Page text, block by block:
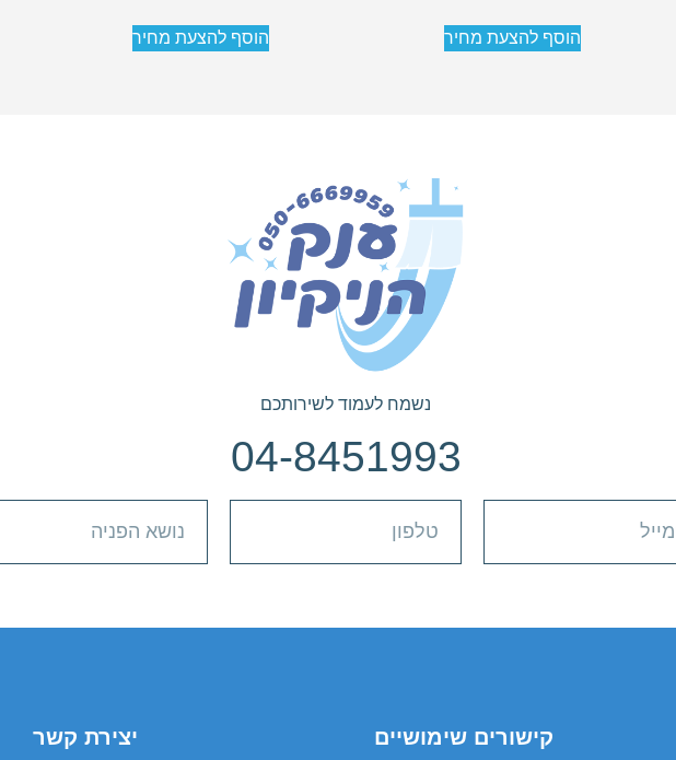
הוסף להצעת מחיר הוסף להצעת מחיר
נשמח לעמוד לשירותכם
04-8451993
קישורים שימושיים יצירת קשר